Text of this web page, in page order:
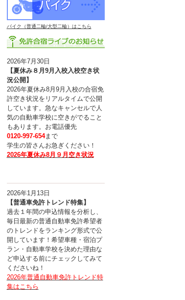
バイク（普通二輪/大型二輪）はこちら
2026年7月30日
【夏休み８月9月入校入校空き状
況公開】
2026年夏休み8月9月入校の合宿免
許空き状況をリアルタイムで公開
しています。急なキャンセルで人
気の自動車学校に空きがでること
もあります。お電話優先
0120-997-654まで
学生の皆さんお急ぎください！
2026年夏休み8月９月空き状況
2026年1月13日
【普通車免許トレンド特集】
過去１年間の申込情報を分析し、
毎日最新の普通自動車免許希望者
のトレンドをランキング形式で公
開しています！希望車種・宿泊プ
ラン・自動車学校を決めた理由な
ど申込する前にチェックしてみて
くださいね！
2026年普通自動車免許トレンド特
集はこちら